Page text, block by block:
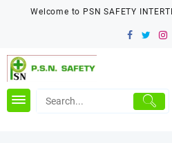
Welcome to PSN SAFETY